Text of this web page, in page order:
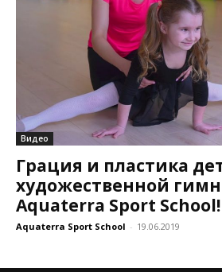
Видео
Грация и пластика
художественной
Aquaterra Sport School!
Aquaterra Sport School - 19.06.2019